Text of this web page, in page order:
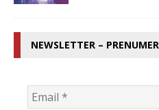
NEWSLETTER –